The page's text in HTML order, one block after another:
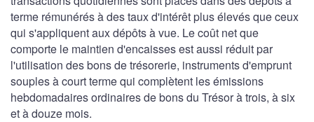
terme rémunérés à des taux d'intérêt plus élevés que ceux
qui s'appliquent aux dépôts à vue. Le coût net que
comporte le maintien d'encaisses est aussi réduit par
l'utilisation des bons de trésorerie, instruments d'emprunt
souples à court terme qui complètent les émissions
hebdomadaires ordinaires de bons du Trésor à trois, à six
et à douze mois.